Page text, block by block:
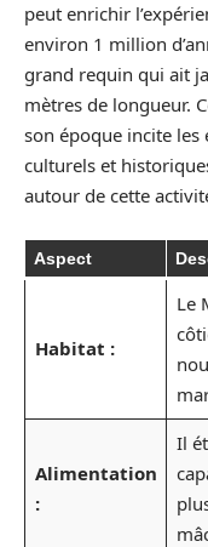
peut enrichir
environ 1 million
grand requin qui ait
mètres de longueur.
son époque incite les
culturels et
autour de cette
Aspect
Habitat :
Le
Alimentation
:
Il